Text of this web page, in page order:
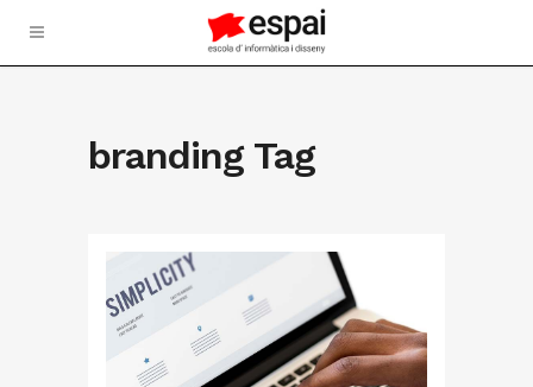
branding Tag